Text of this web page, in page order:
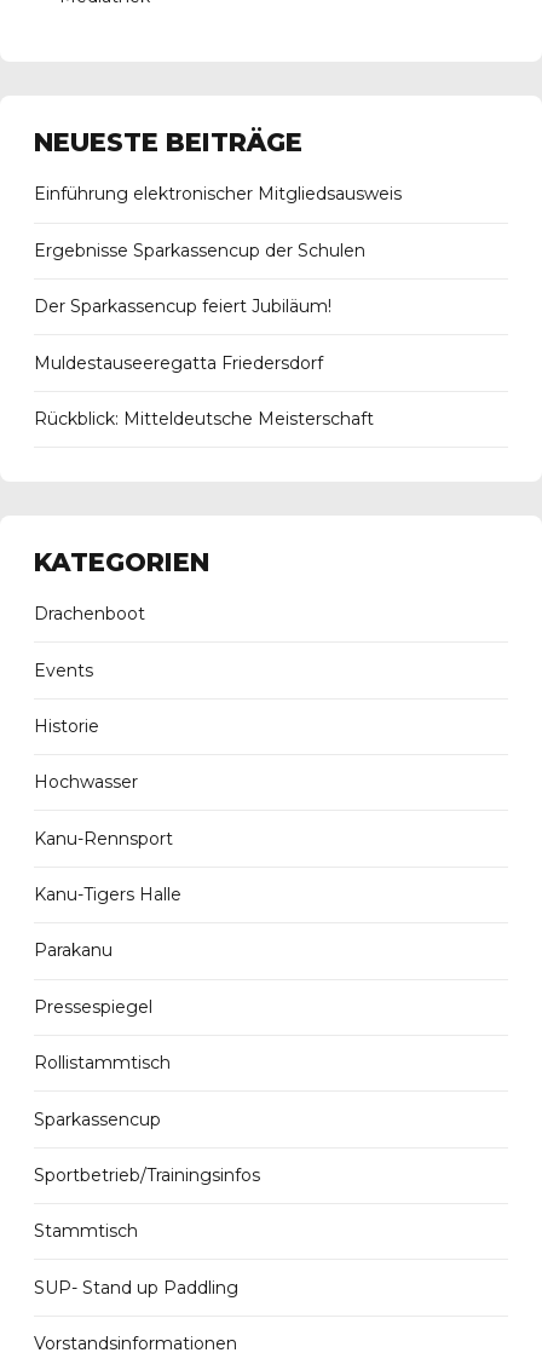
NEUESTE BEITRÄGE
Einführung elektronischer Mitgliedsausweis
Ergebnisse Sparkassencup der Schulen
Der Sparkassencup feiert Jubiläum!
Muldestauseeregatta Friedersdorf
Rückblick: Mitteldeutsche Meisterschaft
KATEGORIEN
Drachenboot
Events
Historie
Hochwasser
Kanu-Rennsport
Kanu-Tigers Halle
Parakanu
Pressespiegel
Rollistammtisch
Sparkassencup
Sportbetrieb/Trainingsinfos
Stammtisch
SUP- Stand up Paddling
Vorstandsinformationen